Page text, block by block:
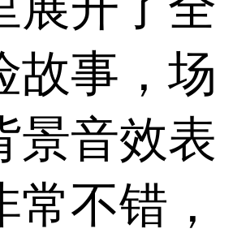
故事，场
景音效表
不错，